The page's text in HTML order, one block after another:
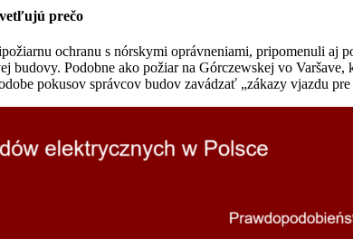
prečo
ochranu s nórskymi oprávneniami, pripomenuli aj
budovy. Podobne ako požiar na Górczewskej vo
pokusov správcov budov zavádzať „zákazy vjazdu